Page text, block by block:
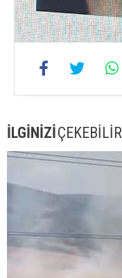
İLGİNİZİÇEKEBİLİR